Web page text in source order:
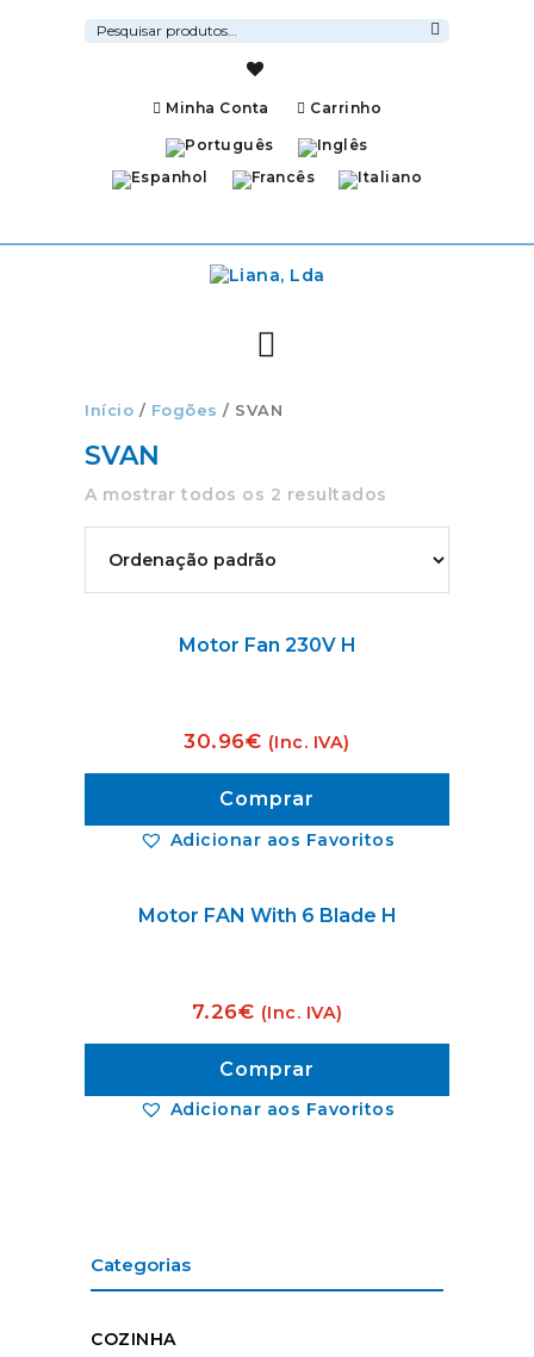
Pesquisar
por:
Minha Conta Carrinho
Início / Fogões / SVAN
SVAN
A mostrar todos os 2 resultados
Adicionar aos Favoritos
Motor Fan 230V H
30.96€ (Inc. IVA)
Comprar
Adicionar aos Favoritos
Motor FAN With 6 Blade H
7.26€ (Inc. IVA)
Comprar
Categorias
COZINHA